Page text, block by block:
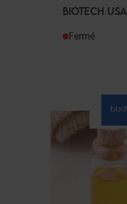
BIOTECH USA
Fermé